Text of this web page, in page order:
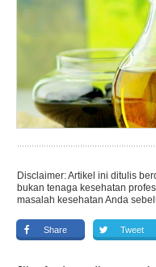
Disclaimer: Artikel ini ditulis
bukan tenaga kesehatan
masalah kesehatan Anda
Share Tweet